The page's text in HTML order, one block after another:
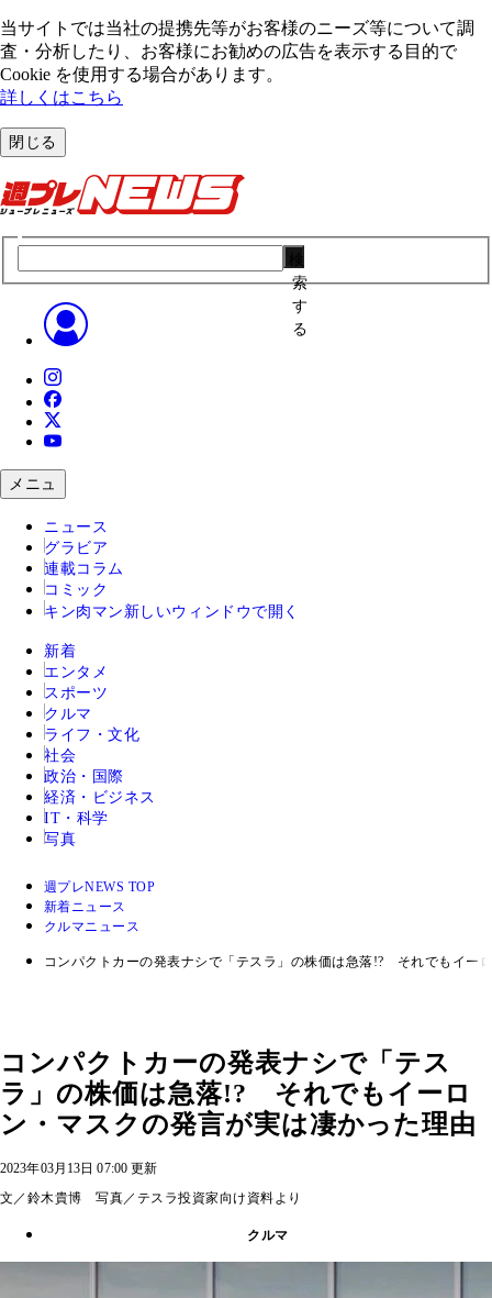
当サイトでは当社の提携先等がお客様のニーズ等について調
査・分析したり、お客様にお勧めの広告を表⽰する⽬的で
Cookie を使⽤する場合があります。
詳しくはこちら
閉じる
索
す
る
メニュ
ニュース
グラビア
連載コラム
コミック
キン肉マン 新しいウィンドウで開く
新着
エンタメ
スポーツ
クルマ
ライフ・文化
社会
政治・国際
経済・ビジネス
IT・科学
写真
週プレNEWS TOP
新着ニュース
クルマニュース
コンパクトカーの発表ナシで「テスラ」の株価は急落!? それでもイー
コンパクトカーの発表ナシで「テス
ラ」の株価は急落!? それでもイーロ
ン・マスクの発言が実は凄かった理由
2023年03月13日 07:00 更新
文／鈴木貴博 写真／テスラ投資家向け資料より
クルマ